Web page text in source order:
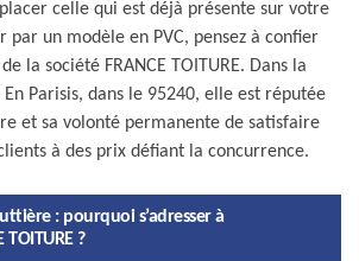
celle qui est déjà présente sur votre
un modèle en PVC, pensez à confier
la société FRANCE TOITURE. Dans la
Parisis, dans le 95240, elle est réputée
et sa volonté permanente de satisfaire
à des prix défiant la concurrence.
: pourquoi s’adresser à
TOITURE ?